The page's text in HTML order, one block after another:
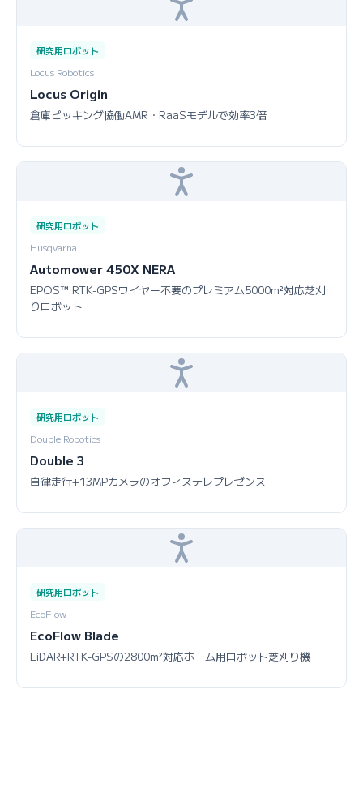
研究用ロボット
Locus Robotics
Locus Origin
倉庫ピッキング協働AMR・RaaSモデルで効率3倍
研究用ロボット
Husqvarna
Automower 450X NERA
EPOS™ RTK-GPSワイヤー不要のプレミアム5000m²対応芝刈
りロボット
研究用ロボット
Double Robotics
Double 3
自律走行+13MPカメラのオフィステレプレゼンス
研究用ロボット
EcoFlow
EcoFlow Blade
LiDAR+RTK-GPSの2800m²対応ホーム用ロボット芝刈り機